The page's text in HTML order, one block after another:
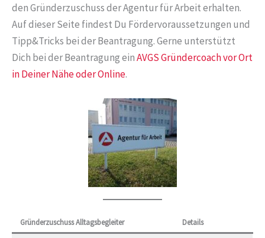
den Gründerzuschuss der Agentur für Arbeit erhalten.
Auf dieser Seite findest Du Fördervoraussetzungen und
Tipp&Tricks bei der Beantragung. Gerne unterstützt
Dich bei der Beantragung einAVGS Gründercoach vor Ort
in Deiner Nähe oder Online.
Gründerzuschuss Alltagsbegleiter Details